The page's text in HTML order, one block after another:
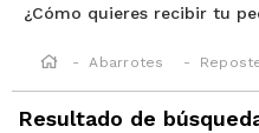
¿Cómo quieres recibir tu
Abarrotes
Resultado de